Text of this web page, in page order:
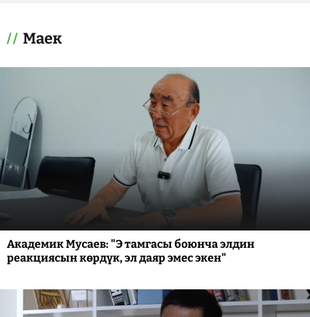
Маек
Академик Мусаев: "Э тамгасы боюнча элдин
реакциясын көрдүк, эл даяр эмес экен"